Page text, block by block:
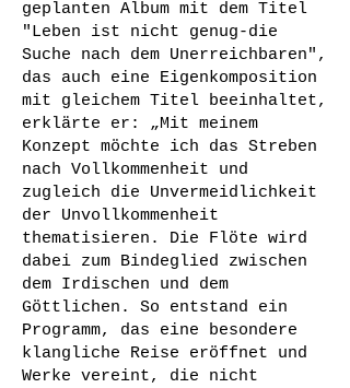
geplanten Album mit dem Titel
"Leben ist nicht genug-die
Suche nach dem Unerreichbaren",
das auch eine Eigenkomposition
mit gleichem Titel beeinhaltet,
erklärte er: „Mit meinem
Konzept möchte ich das Streben
nach Vollkommenheit und
zugleich die Unvermeidlichkeit
der Unvollkommenheit
thematisieren. Die Flöte wird
dabei zum Bindeglied zwischen
dem Irdischen und dem
Göttlichen. So entstand ein
Programm, das eine besondere
klangliche Reise eröffnet und
Werke vereint, die nicht